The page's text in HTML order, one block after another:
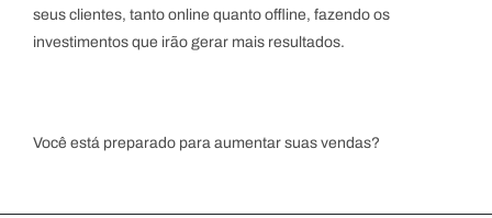
seus clientes, tanto online quanto offline, fazendo os
investimentos que irão gerar mais resultados.
Você está preparado para aumentar suas vendas?